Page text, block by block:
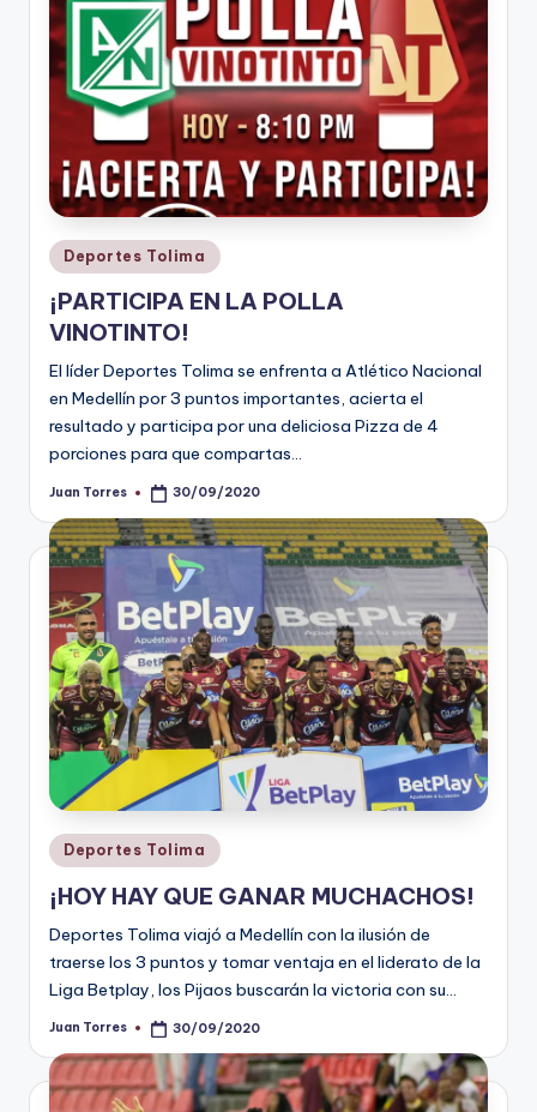
Publicado
en
Deportes Tolima
¡PARTICIPA EN LA POLLA
VINOTINTO!
El líder Deportes Tolima se enfrenta a Atlético Nacional
en Medellín por 3 puntos importantes, acierta el
resultado y participa por una deliciosa Pizza de 4
porciones para que compartas…
Publicado
Juan Torres 30/09/2020
Publicado
en
Deportes Tolima
¡HOY HAY QUE GANAR MUCHACHOS!
Deportes Tolima viajó a Medellín con la ilusión de
traerse los 3 puntos y tomar ventaja en el liderato de la
Liga Betplay, los Pijaos buscarán la victoria con su…
Publicado
Juan Torres 30/09/2020